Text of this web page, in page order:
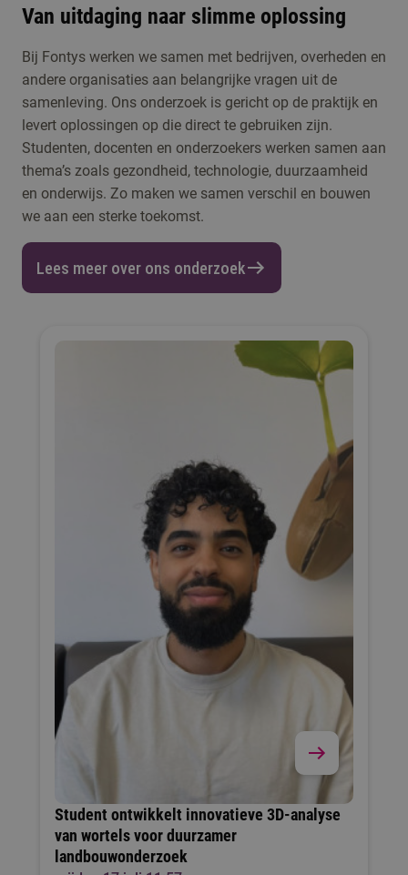
Van uitdaging naar slimme oplossing
Bij Fontys werken we samen met bedrijven, overheden en
andere organisaties aan belangrijke vragen uit de
samenleving. Ons onderzoek is gericht op de praktijk en
levert oplossingen op die direct te gebruiken zijn.
Studenten, docenten en onderzoekers werken samen aan
thema’s zoals gezondheid, technologie, duurzaamheid
en onderwijs. Zo maken we samen verschil en bouwen
we aan een sterke toekomst.
Lees meer over ons onderzoek
Student ontwikkelt innovatieve 3D-analyse
van wortels voor duurzamer
landbouwonderzoek